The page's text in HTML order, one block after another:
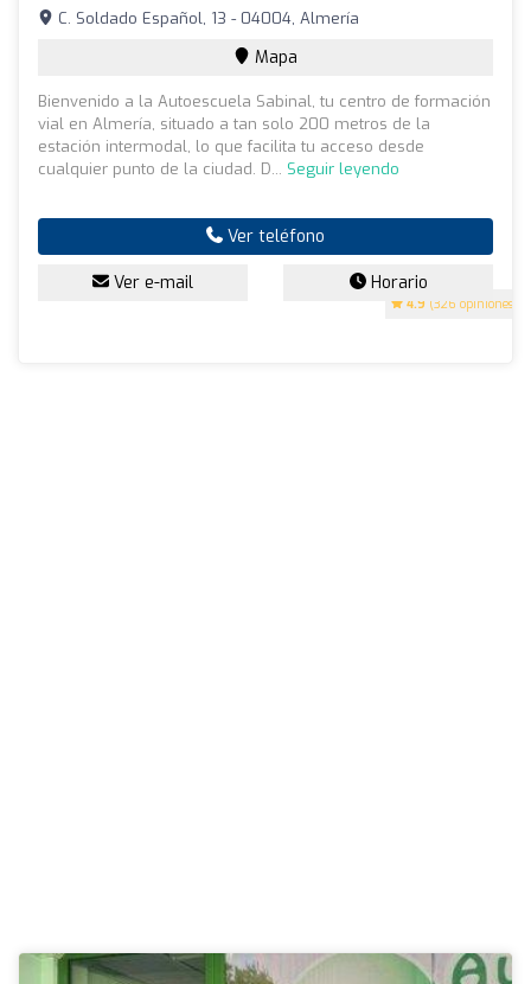
4.9 (326 opiniones)
C. Soldado Español, 13 - 04004, Almería
Mapa
Bienvenido a la Autoescuela Sabinal, tu centro de formación
vial en Almería, situado a tan solo 200 metros de la
estación intermodal, lo que facilita tu acceso desde
cualquier punto de la ciudad. D... Seguir leyendo
Ver teléfono
Ver e-mail Horario